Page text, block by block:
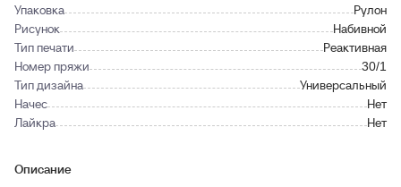
Упаковка
Рулон
Рисунок
Набивной
Тип печати
Реактивная
Номер пряжи
30/1
Тип дизайна
Универсальный
Начес
Нет
Лайкра
Нет
Описание